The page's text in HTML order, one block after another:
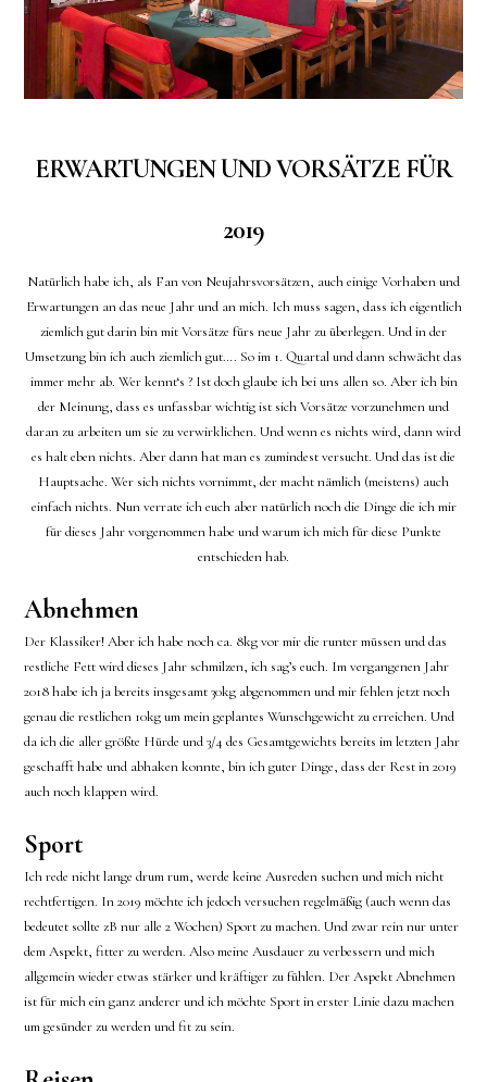
ERWARTUNGEN UND VORSÄTZE FÜR
2019
Natürlich habe ich, als Fan von Neujahrsvorsätzen, auch einige Vorhaben und
Erwartungen an das neue Jahr und an mich. Ich muss sagen, dass ich eigentlich
ziemlich gut darin bin mit Vorsätze fürs neue Jahr zu überlegen. Und in der
Umsetzung bin ich auch ziemlich gut…. So im 1. Quartal und dann schwächt das
immer mehr ab. Wer kennt‘s ? Ist doch glaube ich bei uns allen so. Aber ich bin
der Meinung, dass es unfassbar wichtig ist sich Vorsätze vorzunehmen und
daran zu arbeiten um sie zu verwirklichen. Und wenn es nichts wird, dann wird
es halt eben nichts. Aber dann hat man es zumindest versucht. Und das ist die
Hauptsache. Wer sich nichts vornimmt, der macht nämlich (meistens) auch
einfach nichts. Nun verrate ich euch aber natürlich noch die Dinge die ich mir
für dieses Jahr vorgenommen habe und warum ich mich für diese Punkte
entschieden hab.
Abnehmen
Der Klassiker! Aber ich habe noch ca. 8kg vor mir die runter müssen und das
restliche Fett wird dieses Jahr schmilzen, ich sag’s euch. Im vergangenen Jahr
2018 habe ich ja bereits insgesamt 30kg abgenommen und mir fehlen jetzt noch
genau die restlichen 10kg um mein geplantes Wunschgewicht zu erreichen. Und
da ich die aller größte Hürde und 3/4 des Gesamtgewichts bereits im letzten Jahr
geschafft habe und abhaken konnte, bin ich guter Dinge, dass der Rest in 2019
auch noch klappen wird.
Sport
Ich rede nicht lange drum rum, werde keine Ausreden suchen und mich nicht
rechtfertigen. In 2019 möchte ich jedoch versuchen regelmäßig (auch wenn das
bedeutet sollte zB nur alle 2 Wochen) Sport zu machen. Und zwar rein nur unter
dem Aspekt, fitter zu werden. Also meine Ausdauer zu verbessern und mich
allgemein wieder etwas stärker und kräftiger zu fühlen. Der Aspekt Abnehmen
ist für mich ein ganz anderer und ich möchte Sport in erster Linie dazu machen
um gesünder zu werden und fit zu sein.